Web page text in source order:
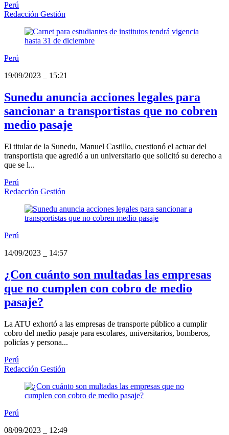
Perú
Redacción Gestión
Perú
19/09/2023
15:21
Sunedu anuncia acciones legales para
sancionar a transportistas que no cobren
medio pasaje
El titular de la Sunedu, Manuel Castillo, cuestionó el actuar del
transportista que agredió a un universitario que solicitó su derecho a
que se l...
Perú
Redacción Gestión
Perú
14/09/2023
14:57
¿Con cuánto son multadas las empresas
que no cumplen con cobro de medio
pasaje?
La ATU exhortó a las empresas de transporte público a cumplir
cobro del medio pasaje para escolares, universitarios, bomberos,
policías y persona...
Perú
Redacción Gestión
Perú
08/09/2023
12:49